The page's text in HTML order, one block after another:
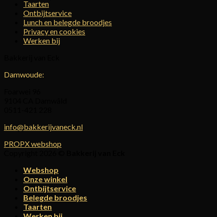
Taarten
Ontbijtservice
Lunch en belegde broodjes
Privacy en cookies
Werken bij
Damwoude:
info@bakkerijvaneck.nl
PROPX webshop
Webshop
Onze winkel
Ontbijtservice
Belegde broodjes
Taarten